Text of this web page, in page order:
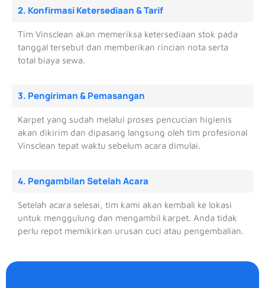
2. Konfirmasi Ketersediaan & Tarif
Tim Vinsclean akan memeriksa ketersediaan stok pada
tanggal tersebut dan memberikan rincian nota serta
total biaya sewa.
3. Pengiriman & Pemasangan
Karpet yang sudah melalui proses pencucian higienis
akan dikirim dan dipasang langsung oleh tim profesional
Vinsclean tepat waktu sebelum acara dimulai.
4. Pengambilan Setelah Acara
Setelah acara selesai, tim kami akan kembali ke lokasi
untuk menggulung dan mengambil karpet. Anda tidak
perlu repot memikirkan urusan cuci atau pengembalian.